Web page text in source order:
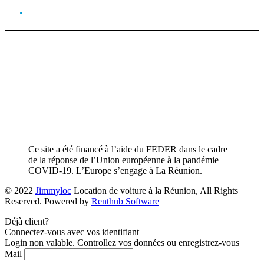
Ce site a été financé à l’aide du FEDER dans le cadre
de la réponse de l’Union européenne à la pandémie
COVID-19. L’Europe s’engage à La Réunion.
© 2022 Jimmyloc Location de voiture à la Réunion, All Rights
Reserved. Powered by Renthub Software
Déjà client?
Connectez-vous avec vos identifiant
Login non valable. Controllez vos données ou enregistrez-vous
Mail